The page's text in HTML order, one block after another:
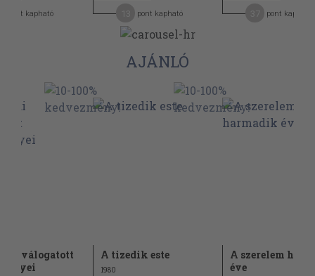
pont kapható pont kapható pont kapható
AJÁNLÓ
válogatott
A tizedik este
1980
A szerelem
éve